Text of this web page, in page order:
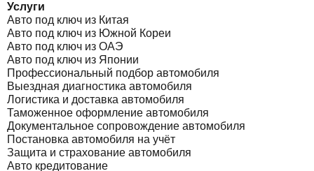
Услуги
Авто под ключ из Китая
Авто под ключ из Южной Кореи
Авто под ключ из ОАЭ
Авто под ключ из Японии
Профессиональный подбор автомобиля
Выездная диагностика автомобиля
Логистика и доставка автомобиля
Таможенное оформление автомобиля
Документальное сопровождение автомобиля
Постановка автомобиля на учёт
Защита и страхование автомобиля
Авто кредитование